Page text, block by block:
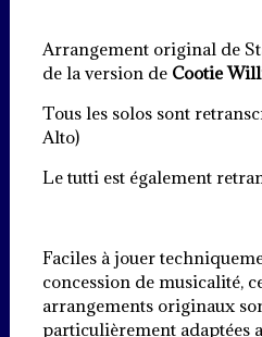
Arrangement original de
de la version de Cootie
Tous les solos sont
Alto)
Le tutti est également
Faciles à jouer
concession de musicalité,
arrangements originaux
particulièrement adaptées